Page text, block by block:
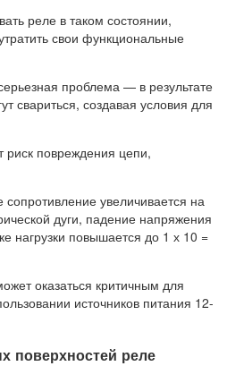
реле в таком состоянии,
свои функциональные
проблема — в результате
свариться, создавая условия для
риск повреждения цепи,
увеличивается на
дуги, падение напряжения
нагрузки повышается до 1 х 10 =
оказаться критичным для
источников питания 12-
поверхностей реле